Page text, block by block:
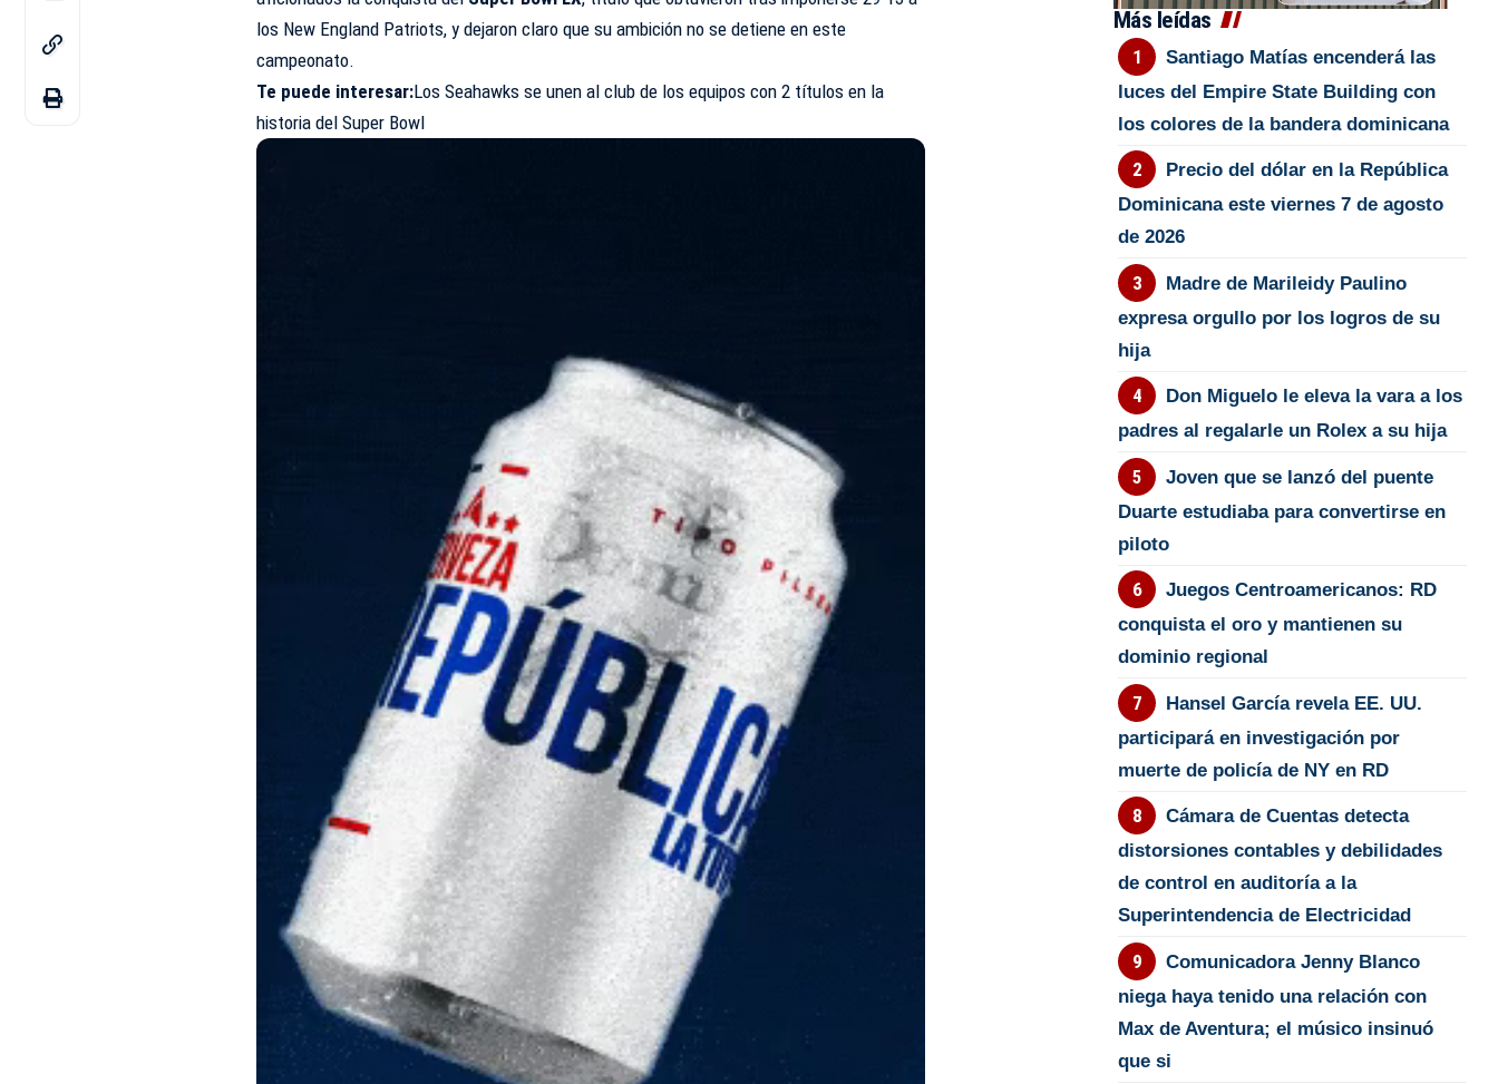
los New England Patriots, y dejaron claro que su ambición no se detiene en este
campeonato.
Te puede interesar:Los Seahawks se unen al club de los equipos con 2 títulos en la
historia del Super Bowl
Más leídas
Santiago Matías encenderá las
luces del Empire State Building con
los colores de la bandera dominicana
Precio del dólar en la República
Dominicana este viernes 7 de agosto
de 2026
Madre de Marileidy Paulino
expresa orgullo por los logros de su
hija
Don Miguelo le eleva la vara a los
padres al regalarle un Rolex a su hija
Joven que se lanzó del puente
Duarte estudiaba para convertirse en
piloto
Juegos Centroamericanos: RD
conquista el oro y mantienen su
dominio regional
Hansel García revela EE. UU.
participará en investigación por
muerte de policía de NY en RD
Cámara de Cuentas detecta
distorsiones contables y debilidades
de control en auditoría a la
Superintendencia de Electricidad
Comunicadora Jenny Blanco
niega haya tenido una relación con
Max de Aventura; el músico insinuó
que si